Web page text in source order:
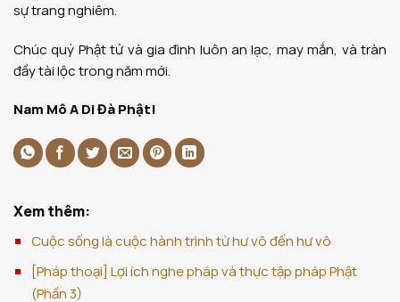
sự trang nghiêm.
Chúc quý Phật tử và gia đình luôn an lạc, may mắn, và tràn
đầy tài lộc trong năm mới.
Nam Mô A Di Đà Phật!
Xem thêm:
Cuộc sống là cuộc hành trình từ hư vô đến hư vô
[Pháp thoại] Lợi ích nghe pháp và thực tập pháp Phật
(Phần 3)